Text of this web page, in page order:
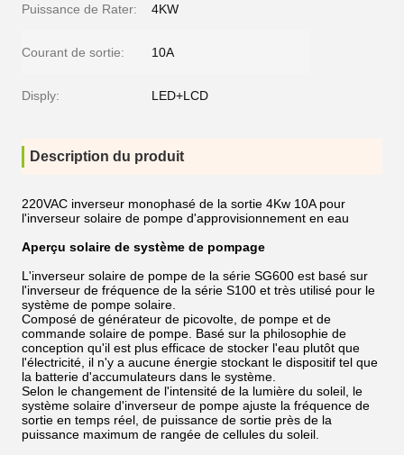
Puissance de Rater: 4KW
Courant de sortie: 10A
Disply: LED+LCD
Description du produit
220VAC inverseur monophasé de la sortie 4Kw 10A pour
l'inverseur solaire de pompe d'approvisionnement en eau
Aperçu solaire de système de pompage
L'inverseur solaire de pompe de la série SG600 est basé sur
l'inverseur de fréquence de la série S100 et très utilisé pour le
système de pompe solaire.
Composé de générateur de picovolte, de pompe et de
commande solaire de pompe. Basé sur la philosophie de
conception qu'il est plus efficace de stocker l'eau plutôt que
l'électricité, il n'y a aucune énergie stockant le dispositif tel que
la batterie d'accumulateurs dans le système.
Selon le changement de l'intensité de la lumière du soleil, le
système solaire d'inverseur de pompe ajuste la fréquence de
sortie en temps réel, de puissance de sortie près de la
puissance maximum de rangée de cellules du soleil.